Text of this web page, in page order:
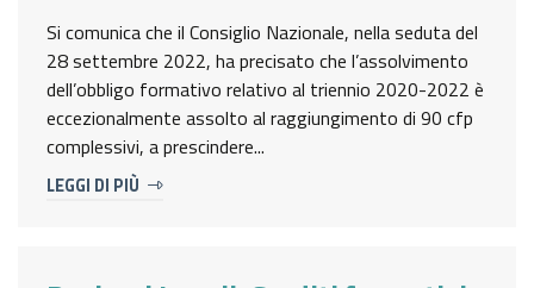
Si comunica che il Consiglio Nazionale, nella seduta del
28 settembre 2022, ha precisato che l’assolvimento
dell’obbligo formativo relativo al triennio 2020-2022 è
eccezionalmente assolto al raggiungimento di 90 cfp
complessivi, a prescindere...
LEGGI DI PIÙ